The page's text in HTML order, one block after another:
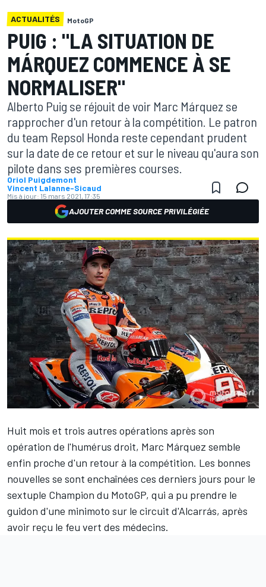
ACTUALITÉS MotoGP
PUIG : "LA SITUATION DE
MÁRQUEZ COMMENCE À SE
NORMALISER"
Alberto Puig se réjouit de voir Marc Márquez se
rapprocher d'un retour à la compétition. Le patron
du team Repsol Honda reste cependant prudent
sur la date de ce retour et sur le niveau qu'aura son
pilote dans ses premières courses.
Oriol Puigdemont
Vincent Lalanne-Sicaud
Mis à jour: 15 mars 2021, 17:35
AJOUTER COMME SOURCE PRIVILÉGIÉE
Huit mois et trois autres opérations après son
opération de l'humérus droit, Marc Márquez semble
enfin proche d'un retour à la compétition. Les bonnes
nouvelles se sont enchaînées ces derniers jours pour le
sextuple Champion du MotoGP, qui a pu prendre le
guidon d'une minimoto sur le circuit d'Alcarrás, après
avoir reçu le feu vert des médecins.